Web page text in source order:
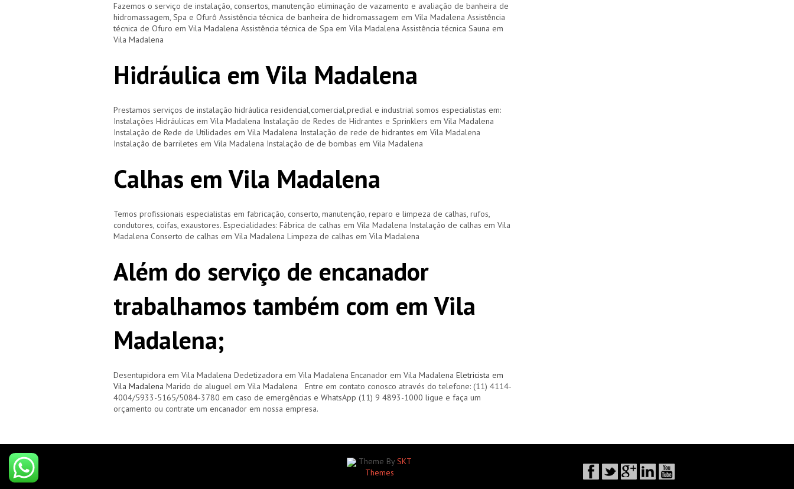
Fazemos o serviço de instalação, consertos, manutenção eliminação de vazamento e avaliação de banheira de
hidromassagem, Spa e Ofurô Assistência técnica de banheira de hidromassagem em Vila Madalena Assistência
técnica de Ofuro em Vila Madalena Assistência técnica de Spa em Vila Madalena Assistência técnica Sauna em
Vila Madalena
Hidráulica em Vila Madalena
Prestamos serviços de instalação hidráulica residencial,comercial,predial e industrial somos especialistas em:
Instalações Hidráulicas em Vila Madalena Instalação de Redes de Hidrantes e Sprinklers em Vila Madalena
Instalação de Rede de Utilidades em Vila Madalena Instalação de rede de hidrantes em Vila Madalena
Instalação de barriletes em Vila Madalena Instalação de de bombas em Vila Madalena
Calhas em Vila Madalena
Temos profissionais especialistas em fabricação, conserto, manutenção, reparo e limpeza de calhas, rufos,
condutores, coifas, exaustores. Especialidades: Fábrica de calhas em Vila Madalena Instalação de calhas em Vila
Madalena Conserto de calhas em Vila Madalena Limpeza de calhas em Vila Madalena
Além do serviço de encanador
trabalhamos também com em Vila
Madalena;
Desentupidora em Vila Madalena Dedetizadora em Vila Madalena Encanador em Vila Madalena Eletricista em
Vila Madalena Marido de aluguel em Vila Madalena Entre em contato conosco através do telefone: (11) 4114-
4004/5933-5165/5084-3780 em caso de emergências e WhatsApp (11) 9 4893-1000 ligue e faça um
orçamento ou contrate um encanador em nossa empresa.
Theme By SKT
Themes